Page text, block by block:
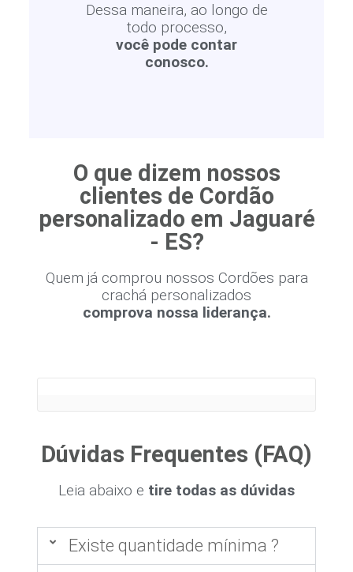
Dessa maneira, ao longo de
todo processo,
você pode contar
conosco.
O que dizem nossos
clientes de Cordão
personalizado em Jaguaré
- ES?
Quem já comprou nossos Cordões para
crachá personalizados
comprova nossa liderança.
Dúvidas Frequentes (FAQ)
Leia abaixo e tire todas as dúvidas
Existe quantidade mínima ?